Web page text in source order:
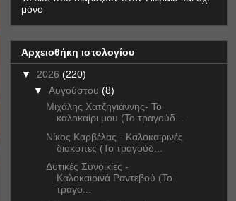
μόνο
Αρχειοθήκη ιστολογίου
▼ 2026 (220)
▼ Αυγούστου (8)
Μιχάλης Χατζηγιάννης- Το
καλοκαίρι μου (Το τραγούδ...
Νίκος Καρβέλας - Καλοκαιρινές
διακοπές (Το τραγούδ...
Δυτικές Συνοικίες -
Καλοκαιρινά Ραντεβού (Το
τραγο...